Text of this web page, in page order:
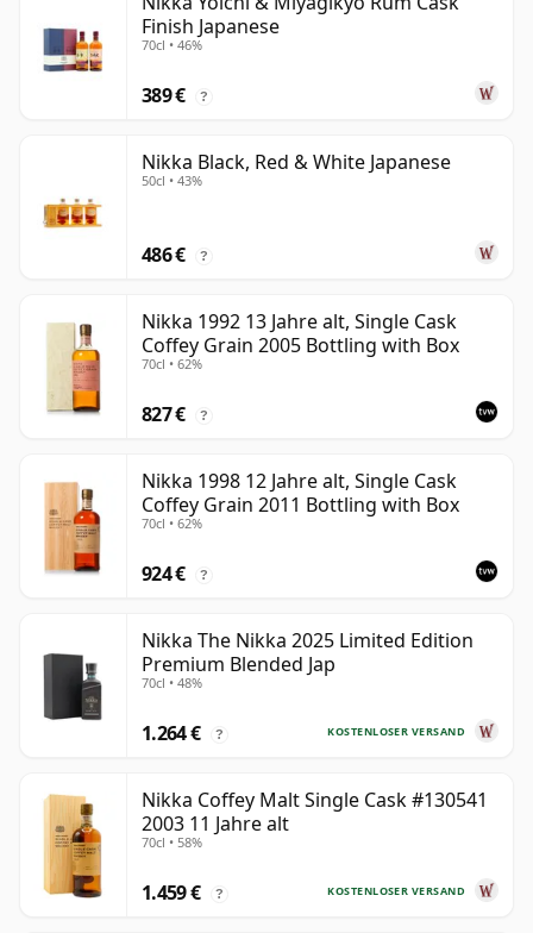
Finish Japanese
70cl • 46%
389 € ?
Nikka Black, Red & White Japanese
50cl • 43%
486 € ?
Nikka 1992 13 Jahre alt, Single Cask
Coffey Grain 2005 Bottling with Box
70cl • 62%
827 € ?
Nikka 1998 12 Jahre alt, Single Cask
Coffey Grain 2011 Bottling with Box
70cl • 62%
924 € ?
Nikka The Nikka 2025 Limited Edition
Premium Blended Jap
70cl • 48%
KOSTENLOSER VERSAND
1.264 € ?
Nikka Coffey Malt Single Cask #130541
2003 11 Jahre alt
70cl • 58%
KOSTENLOSER VERSAND
1.459 € ?